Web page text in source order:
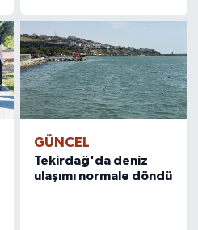
GÜNCEL
Tekirdağ'da deniz
ulaşımı normale döndü